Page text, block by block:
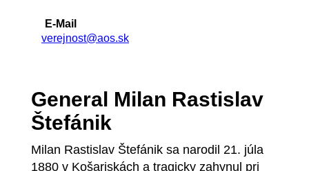
E-Mail
verejnost@aos.sk
General Milan Rastislav
Štefánik
Milan Rastislav Štefánik sa narodil 21. júla
1880 v Košariskách a tragicky zahynul pri